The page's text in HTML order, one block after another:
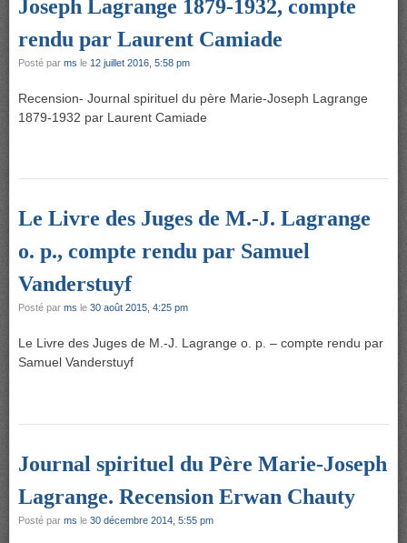
Joseph Lagrange 1879-1932, compte
rendu par Laurent Camiade
Posté par ms le 12 juillet 2016, 5:58 pm
Recension- Journal spirituel du père Marie-Joseph Lagrange
1879-1932 par Laurent Camiade
Le Livre des Juges de M.-J. Lagrange
o. p., compte rendu par Samuel
Vanderstuyf
Posté par ms le 30 août 2015, 4:25 pm
Le Livre des Juges de M.-J. Lagrange o. p. – compte rendu par
Samuel Vanderstuyf
Journal spirituel du Père Marie-Joseph
Lagrange. Recension Erwan Chauty
Posté par ms le 30 décembre 2014, 5:55 pm